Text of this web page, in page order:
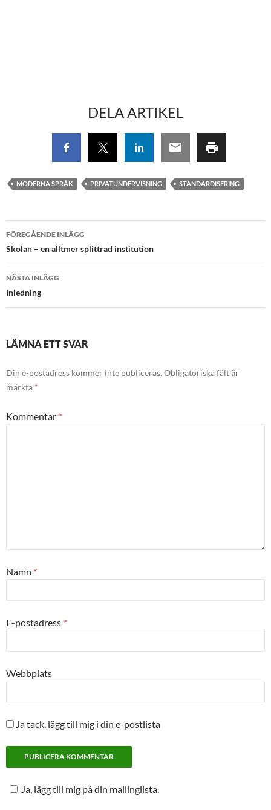
DELA ARTIKEL
MODERNA SPRÅK PRIVATUNDERVISNING STANDARDISERING
Inläggsnavigering
FÖREGÅENDE INLÄGG
Skolan – en alltmer splittrad institution
NÄSTA INLÄGG
Inledning
LÄMNA ETT SVAR
Din e-postadress kommer inte publiceras. Obligatoriska fält är
märkta *
Kommentar *
Namn *
E-postadress *
Webbplats
Ja tack, lägg till mig i din e-postlista
Ja, lägg till mig på din mailinglista.